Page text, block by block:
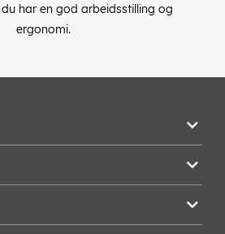
har en god arbeidsstilling og
ergonomi.